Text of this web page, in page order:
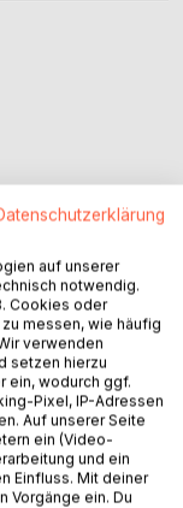
1945. Die
wird für
15-jährige
Weindorf
amerikanische
voneinander,
Jahrzehnte
auf unserer
notwendig.
Cookies oder
messen, wie häufig
verwenden
setzen hierzu
ein, wodurch ggf.
Pixel, IP-Adressen
Auf unserer Seite
ein (Video-
und ein
Einfluss. Mit deiner
Vorgänge ein. Du